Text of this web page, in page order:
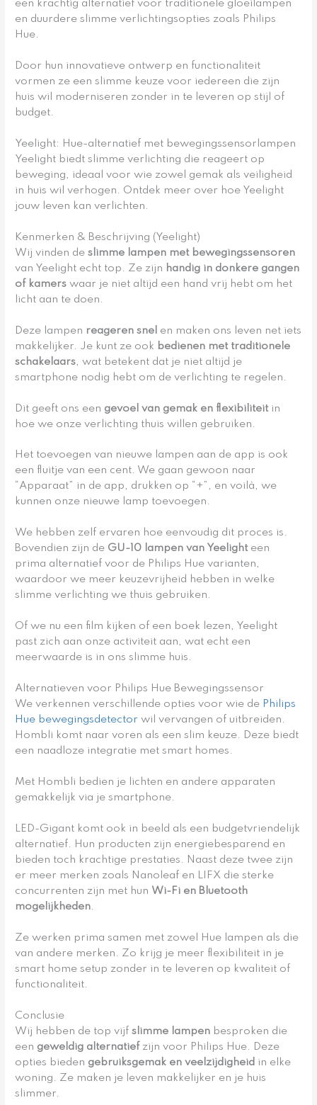
een krachtig alternatief voor traditionele gloeilampen
en duurdere slimme verlichtingsopties zoals Philips
Hue.
Door hun innovatieve ontwerp en functionaliteit
vormen ze een slimme keuze voor iedereen die zijn
huis wil moderniseren zonder in te leveren op stijl of
budget.
Yeelight: Hue-alternatief met bewegingssensorlampen
Yeelight biedt slimme verlichting die reageert op
beweging, ideaal voor wie zowel gemak als veiligheid
in huis wil verhogen. Ontdek meer over hoe Yeelight
jouw leven kan verlichten.
Kenmerken & Beschrijving (Yeelight)
Wij vinden deslimme lampen met bewegingssensoren
van Yeelight echt top. Ze zijn handig in donkere gangen
of kamers waar je niet altijd een hand vrij hebt om het
licht aan te doen.
Deze lampen reageren snel en maken ons leven net iets
makkelijker. Je kunt ze ook bedienen met traditionele
schakelaars, wat betekent dat je niet altijd je
smartphone nodig hebt om de verlichting te regelen.
Dit geeft ons een gevoel van gemak en flexibiliteitin
hoe we onze verlichting thuis willen gebruiken.
Het toevoegen van nieuwe lampen aan de app is ook
een fluitje van een cent. We gaan gewoon naar
“Apparaat” in de app, drukken op “+”, en voilà, we
kunnen onze nieuwe lamp toevoegen.
We hebben zelf ervaren hoe eenvoudig dit proces is.
Bovendien zijn de GU-10 lampen van Yeelighteen
prima alternatief voor de Philips Hue varianten,
waardoor we meer keuzevrijheid hebben in welke
slimme verlichting we thuis gebruiken.
Of we nu een film kijken of een boek lezen, Yeelight
past zich aan onze activiteit aan, wat echt een
meerwaarde is in ons slimme huis.
Alternatieven voor Philips Hue Bewegingssensor
We verkennen verschillende opties voor wie de Philips
Hue bewegingsdetector wil vervangen of uitbreiden.
Hombli komt naar voren als een slim keuze. Deze biedt
een naadloze integratie met smart homes.
Met Hombli bedien je lichten en andere apparaten
gemakkelijk via je smartphone.
LED-Gigant komt ook in beeld als een budgetvriendelijk
alternatief. Hun producten zijn energiebesparend en
bieden toch krachtige prestaties. Naast deze twee zijn
er meer merken zoals Nanoleaf en LIFX die sterke
concurrenten zijn met hun Wi-Fi en Bluetooth
mogelijkheden.
Ze werken prima samen met zowel Hue lampen als die
van andere merken. Zo krijg je meer flexibiliteit in je
smart home setup zonder in te leveren op kwaliteit of
functionaliteit.
Conclusie
Wij hebben de top vijfslimme lampen besproken die
een geweldig alternatiefzijn voor Philips Hue. Deze
opties bieden gebruiksgemak en veelzijdigheid in elke
woning. Ze maken je leven makkelijker en je huis
slimmer.